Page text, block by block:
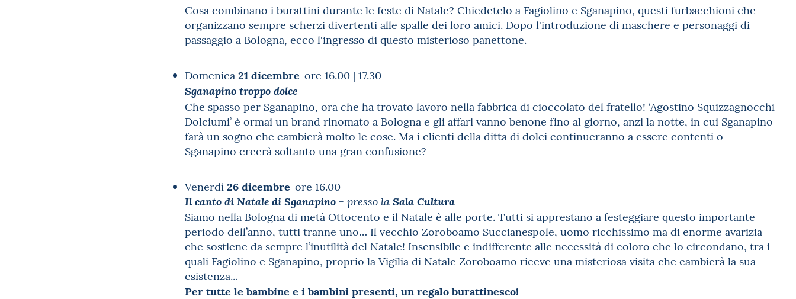
Cosa combinano i burattini durante le feste di Natale? Chiedetelo a Fagiolino e Sganapino, questi furbacchioni che
organizzano sempre scherzi divertenti alle spalle dei loro amici. Dopo l'introduzione di maschere e personaggi di
passaggio a Bologna, ecco l'ingresso di questo misterioso panettone.
Domenica 21 dicembre ore 16.00 | 17.30
Sganapino troppo dolce
Che spasso per Sganapino, ora che ha trovato lavoro nella fabbrica di cioccolato del fratello! ‘Agostino Squizzagnocchi
Dolciumi’ è ormai un brand rinomato a Bologna e gli affari vanno benone fino al giorno, anzi la notte, in cui Sganapino
farà un sogno che cambierà molto le cose. Ma i clienti della ditta di dolci continueranno a essere contenti o
Sganapino creerà soltanto una gran confusione?
Venerdì 26 dicembre ore 16.00
Il canto di Natale di Sganapino - presso la Sala Cultura
Siamo nella Bologna di metà Ottocento e il Natale è alle porte. Tutti si apprestano a festeggiare questo importante
periodo dell’anno, tutti tranne uno… Il vecchio Zoroboamo Succianespole, uomo ricchissimo ma di enorme avarizia
che sostiene da sempre l’inutilità del Natale! Insensibile e indifferente alle necessità di coloro che lo circondano, tra i
quali Fagiolino e Sganapino, proprio la Vigilia di Natale Zoroboamo riceve una misteriosa visita che cambierà la sua
esistenza...
Per tutte le bambine e i bambini presenti, un regalo burattinesco!